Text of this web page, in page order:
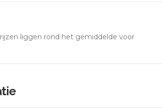
liggen rond het gemiddelde voor